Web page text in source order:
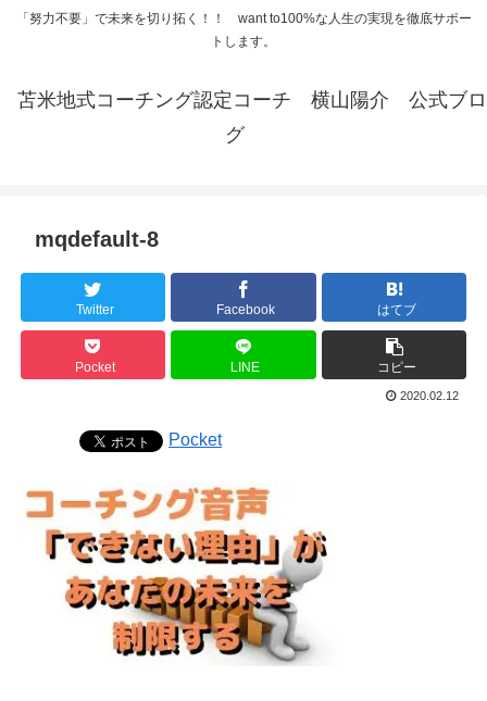
「努力不要」で未来を切り拓く！！ want to100%な人生の実現を徹底サポー
トします。
苫米地式コーチング認定コーチ 横山陽介 公式ブロ
グ
mqdefault-8
Twitter Facebook はてブ
Pocket LINE コピー
2020.02.12
Pocket